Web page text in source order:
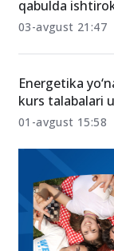
qabulda
03-avgust 21:47
Energetika
kurs talabalari
01-avgust 15:58